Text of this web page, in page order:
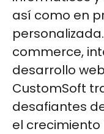
así como en
commerce,
desarrollo
CustomSoft
desafiantes
el